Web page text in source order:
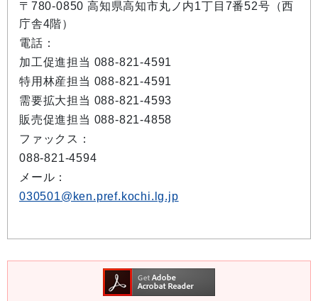
〒780-0850 高知県高知市丸ノ内1丁目7番52号（西
庁舎4階）
電話：
加工促進担当 088-821-4591
特用林産担当 088-821-4591
需要拡大担当 088-821-4593
販売促進担当 088-821-4858
ファックス：
088-821-4594
メール：
030501@ken.pref.kochi.lg.jp